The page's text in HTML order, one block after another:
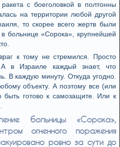
с боеголовкой в полтонны
на территории любой другой
то скорее всего жертв были
больнице «Сорока», крупнейшей
к тому не стремился. Просто
в Израиле каждый знает, что
В каждую минуту. Откуда угодно.
объекту. А поэтому все (или
быть готово к самозащите. Или к
больницы «Сорока»,
огненного поражения
ровно за сути до